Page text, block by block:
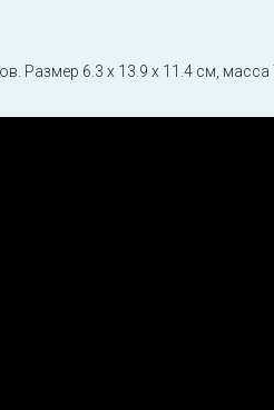
Размер 6.3 x 13.9 x 11.4 см, масса